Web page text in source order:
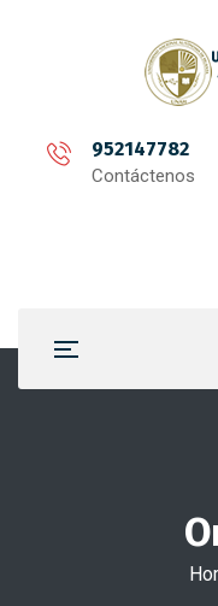
952147782
Contáctenos